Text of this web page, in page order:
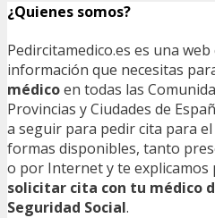
¿Quienes somos?
Pedircitamedico.es es una
información que necesitas
médicoen todas las
Provincias y Ciudades de
a seguir para pedir cita para
formas disponibles, tanto
o por Internet y te explicamos
solicitar cita con tu médico
Seguridad Social.